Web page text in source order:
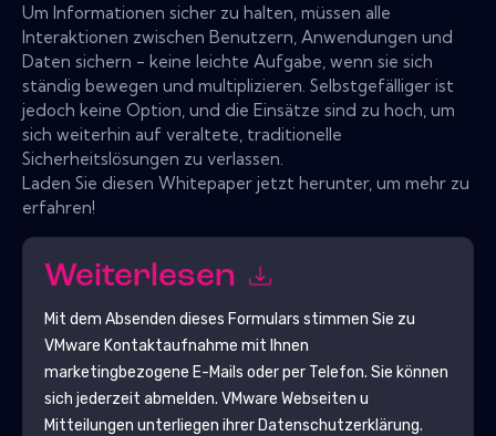
Um Informationen sicher zu halten, müssen alle
Interaktionen zwischen Benutzern, Anwendungen und
Daten sichern - keine leichte Aufgabe, wenn sie sich
ständig bewegen und multiplizieren. Selbstgefälliger ist
jedoch keine Option, und die Einsätze sind zu hoch, um
sich weiterhin auf veraltete, traditionelle
Sicherheitslösungen zu verlassen.
Laden Sie diesen Whitepaper jetzt herunter, um mehr zu
erfahren!
Weiterlesen
Mit dem Absenden dieses Formulars stimmen Sie zu
VMware Kontaktaufnahme mit Ihnen
marketingbezogene E-Mails oder per Telefon. Sie können
sich jederzeit abmelden. VMware Webseiten u
Mitteilungen unterliegen ihrer Datenschutzerklärung.